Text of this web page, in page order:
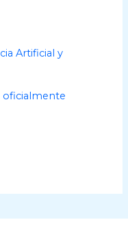
Artificial y
oficialmente